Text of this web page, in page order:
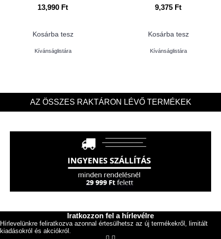
13,990 Ft
Kosárba tesz
Kívánságlistára
9,375 Ft
Kosárba tesz
Kívánságlistára
AZ ÖSSZES RAKTÁRON LÉVŐ TERMÉKEK
Iratkozzon fel a hírlevélre
Hírlevelünkre feliratkozva azonnal értesülhetsz az új termékekről, limitált
kiadásokról és akciókról.